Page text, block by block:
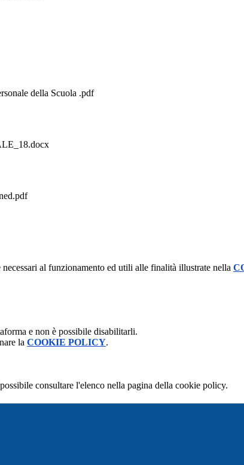
della Scuola .pdf
al funzionamento ed utili alle finalità illustrate nella
e non è possibile disabilitarli.
la COOKIE POLICY.
consultare l'elenco nella pagina della cookie policy.